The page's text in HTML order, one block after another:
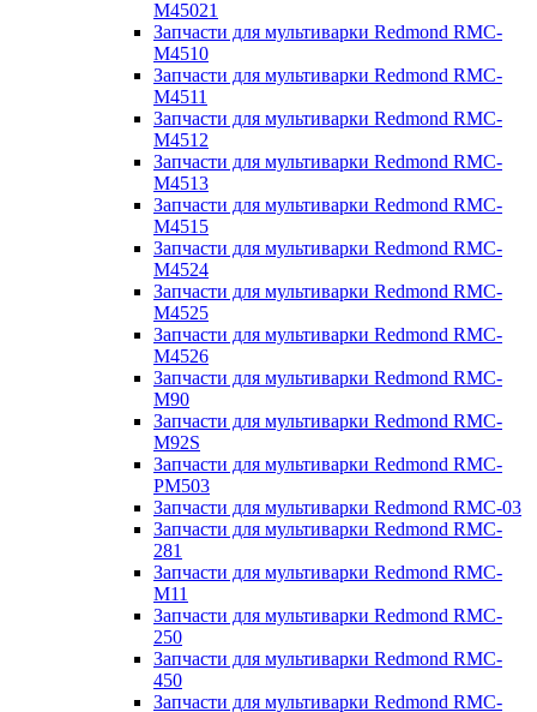
M45021
Запчасти для мультиварки Redmond RMC-
M4510
Запчасти для мультиварки Redmond RMC-
M4511
Запчасти для мультиварки Redmond RMC-
M4512
Запчасти для мультиварки Redmond RMC-
M4513
Запчасти для мультиварки Redmond RMC-
M4515
Запчасти для мультиварки Redmond RMC-
M4524
Запчасти для мультиварки Redmond RMC-
M4525
Запчасти для мультиварки Redmond RMC-
M4526
Запчасти для мультиварки Redmond RMC-
M90
Запчасти для мультиварки Redmond RMC-
M92S
Запчасти для мультиварки Redmond RMC-
PM503
Запчасти для мультиварки Redmond RMC-03
Запчасти для мультиварки Redmond RMC-
281
Запчасти для мультиварки Redmond RMC-
M11
Запчасти для мультиварки Redmond RMC-
250
Запчасти для мультиварки Redmond RMC-
450
Запчасти для мультиварки Redmond RMC-